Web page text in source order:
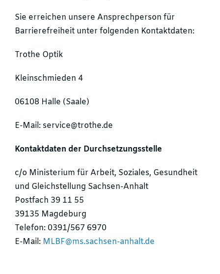
Sie erreichen unsere Ansprechperson für
Barrierefreiheit unter folgenden Kontaktdaten:
Trothe Optik
Kleinschmieden 4
06108 Halle (Saale)
E-Mail: service@trothe.de
Kontaktdaten der Durchsetzungsstelle
c/o Ministerium für Arbeit, Soziales, Gesundheit
und Gleichstellung Sachsen-Anhalt
Postfach 39 11 55
39135 Magdeburg
Telefon: 0391/567 6970
E-Mail: MLBF@ms.sachsen-anhalt.de